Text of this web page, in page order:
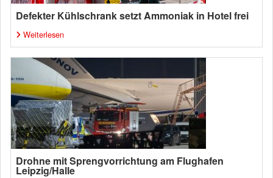
Defekter Kühlschrank setzt Ammoniak in Hotel frei
Weiterlesen
Drohne mit Sprengvorrichtung am Flughafen
Leipzig/Halle